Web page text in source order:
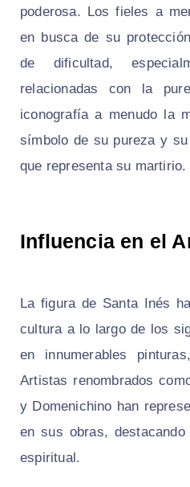
poderosa. Los fieles a
en busca de su
de dificultad,
relacionadas con la
iconografía a menudo la
símbolo de su pureza y
que representa su martirio.
Influencia en el
La figura de Santa Inés
cultura a lo largo de los
en innumerables
Artistas renombrados
y Domenichino han
en sus obras,
espiritual.